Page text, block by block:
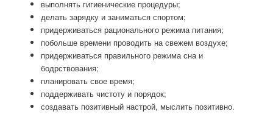
выполнять гигиенические процедуры;
делать зарядку и заниматься спортом;
придерживаться рационального режима питания;
побольше времени проводить на свежем воздухе;
придерживаться правильного режима сна и
бодрствования;
планировать свое время;
поддерживать чистоту и порядок;
создавать позитивный настрой, мыслить позитивно.